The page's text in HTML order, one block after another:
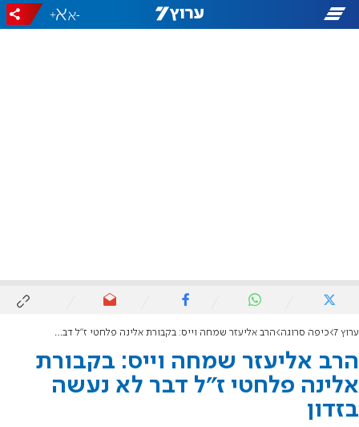
-
+
ערוץ 7 כיפה סרוגה הרב אליעזר שמחה וייס: בקבורת אלינה פלחטי ז"ל דבר לא נעשה בזדון
הרב אליעזר שמחה וייס: בקבורת
אלינה פלחטי ז"ל דבר לא נעשה
בזדון